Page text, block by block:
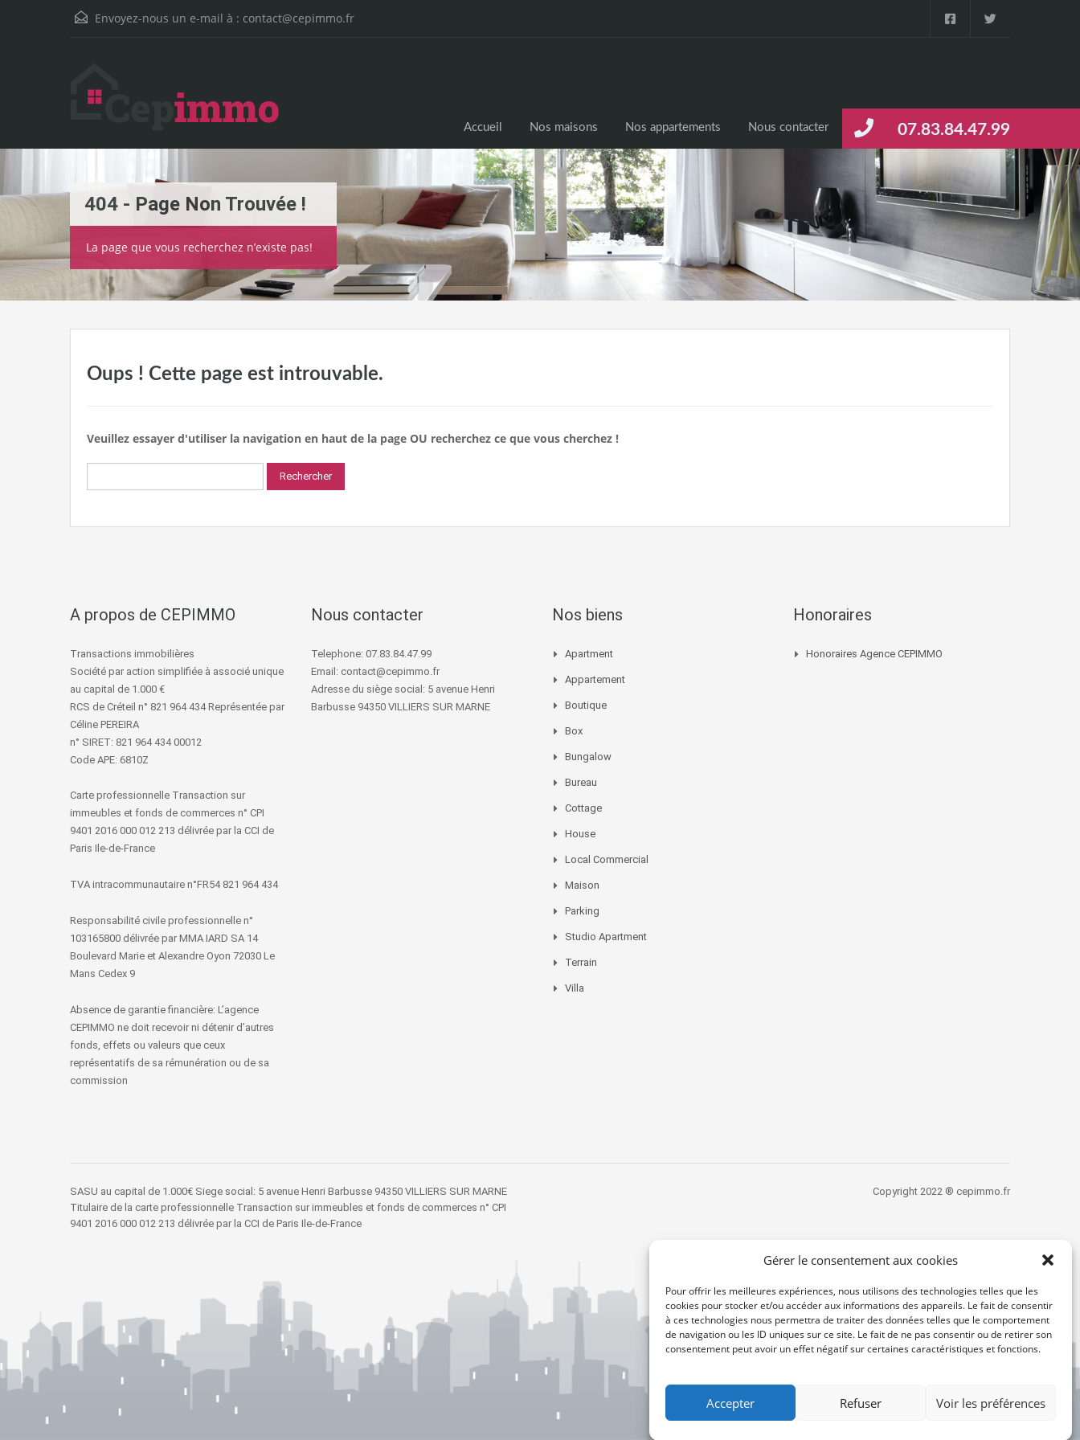
Gérer le consentement aux cookies
Pour offrir les meilleures expériences, nous utilisons des technologies telles que les
cookies pour stocker et/ou accéder aux informations des appareils. Le fait de consentir
à ces technologies nous permettra de traiter des données telles que le comportement
de navigation ou les ID uniques sur ce site. Le fait de ne pas consentir ou de retirer son
consentement peut avoir un effet négatif sur certaines caractéristiques et fonctions.
Accepter Refuser Voir les préférences
Envoyez-nous un e-mail à : contact@cepimmo.fr
07.83.84.47.99
Accueil Nos maisons Nos appartements Nous contacter
404 - Page Non Trouvée !
La page que vous recherchez n’existe pas!
Oups ! Cette page est introuvable.
Veuillez essayer d'utiliser la navigation en haut de la page OU recherchez ce que vous cherchez !
A propos de CEPIMMO
Transactions immobilières
Société par action simplifiée à associé unique
au capital de 1.000 €
RCS de Créteil n° 821 964 434 Représentée par
Céline PEREIRA
n° SIRET: 821 964 434 00012
Code APE: 6810Z
Carte professionnelle Transaction sur
immeubles et fonds de commerces n° CPI
9401 2016 000 012 213 délivrée par la CCI de
Paris Ile-de-France
TVA intracommunautaire n°FR54 821 964 434
Responsabilité civile professionnelle n°
103165800 délivrée par MMA IARD SA 14
Boulevard Marie et Alexandre Oyon 72030 Le
Mans Cedex 9
Absence de garantie financière: L’agence
CEPIMMO ne doit recevoir ni détenir d’autres
fonds, effets ou valeurs que ceux
représentatifs de sa rémunération ou de sa
commission
Nous contacter
Telephone: 07.83.84.47.99
Email: contact@cepimmo.fr
Adresse du siège social: 5 avenue Henri
Barbusse 94350 VILLIERS SUR MARNE
Nos biens
Apartment
Appartement
Boutique
Box
Bungalow
Bureau
Cottage
House
Local Commercial
Maison
Parking
Studio Apartment
Terrain
Villa
Honoraires
Honoraires Agence CEPIMMO
SASU au capital de 1.000€ Siege social: 5 avenue Henri Barbusse 94350 VILLIERS SUR MARNE
Titulaire de la carte professionnelle Transaction sur immeubles et fonds de commerces n° CPI
9401 2016 000 012 213 délivrée par la CCI de Paris Ile-de-France
Copyright 2022 ® cepimmo.fr